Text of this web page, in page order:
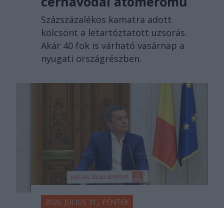
Százszázalékos kamatra adott
kölcsönt a letartóztatott uzsorás.
Akár 40 fok is várható vasárnap a
nyugati országrészben.
2026. JÚLIUS 31., PÉNTEK